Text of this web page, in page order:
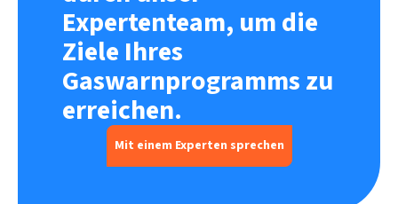
Expertenteam, um die
Ziele Ihres
Gaswarnprogramms zu
erreichen.
Mit einem Experten sprechen